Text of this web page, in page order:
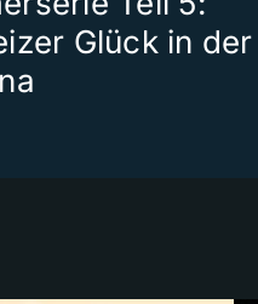
Glück in der